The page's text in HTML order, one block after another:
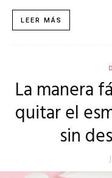
LEER MÁS
La manera
quitar el
sin